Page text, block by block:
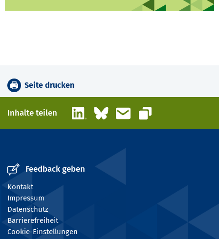
Seite drucken
Inhalte teilen LinkedInBlueskyE-Mail
Link kopieren
Feedback geben
Kontakt
Impressum
Datenschutz
Barrierefreiheit
Cookie-Einstellungen